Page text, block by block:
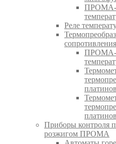
ПРОМА-
Реле
ПРОМА-
Приборы контроля
розжигом ПРОМА